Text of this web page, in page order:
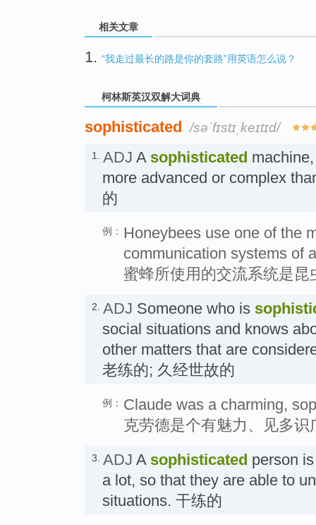
相关文章
1. “我走过最长的路是你的套路”用英语怎么说？
柯林斯英汉双解大词典
sophisticated /səˈfɪstɪˌkeɪtɪd/
1. ADJ A sophisticated
more advanced or complex
的
例： Honeybees use one of the
communication systems of
蜜蜂所使用的交流系统是
2. ADJ Someone who is
social situations and knows
other matters that are
老练的; 久经世故的
例： Claude was a charming,
克劳德是个有魅力、见多识
3. ADJ A sophisticated person
a lot, so that they are able to
situations. 干练的